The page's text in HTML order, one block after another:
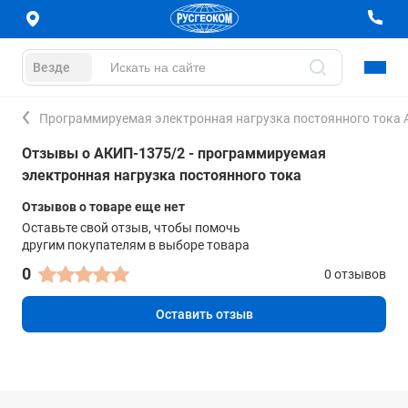
Везде
Программируемая электронная нагрузка постоянного
Отзывы о АКИП-1375/2 - программируемая
электронная нагрузка постоянного тока
Отзывов о товаре еще нет
Оставьте свой отзыв, чтобы помочь
другим покупателям в выборе товара
0 0 отзывов
Оставить отзыв